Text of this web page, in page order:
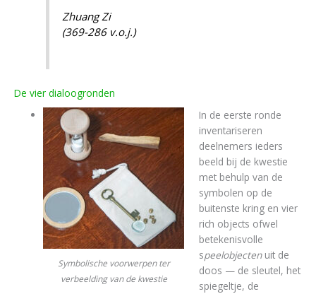
Zhuang Zi
(369-286 v.o.j.)
De vier dialoogronden
Symbolische voorwerpen ter
verbeelding van de kwestie
In de eerste ronde
inventariseren
deelnemers ieders
beeld bij de kwestie
met behulp van de
symbolen op de
buitenste kring en vier
rich objects ofwel
betekenisvolle
speelobjectenuit de
doos — de sleutel, het
spiegeltje, de